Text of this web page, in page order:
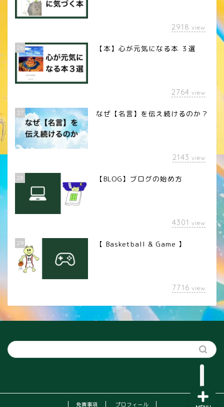
2918 view
26 【本】心が元気になる本 ３選
2764 view
27 なぜ【名言】を伝え続けるのか？
2143 view
28 【BLOG】ブログの始め方
4301 view
29 【 Basketball & Game 】
7716 view
免責事項 プロフィール
カメラレンズ
YouTube